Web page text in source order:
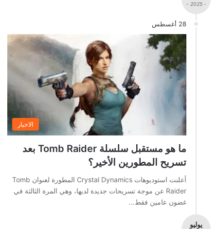
- 2025 -
28 أغسطس
الاخبار
ما هو مستقبل سلسلة Tomb Raider بعد
تسريح المطورين الأخير؟
أعلنت استوديوهات Crystal Dynamics المطورة لعنوان Tomb
Raider عن موجة تسريحات جديدة لديها، وهي المرة الثالثة في
غضون عامين فقط…
يوليو